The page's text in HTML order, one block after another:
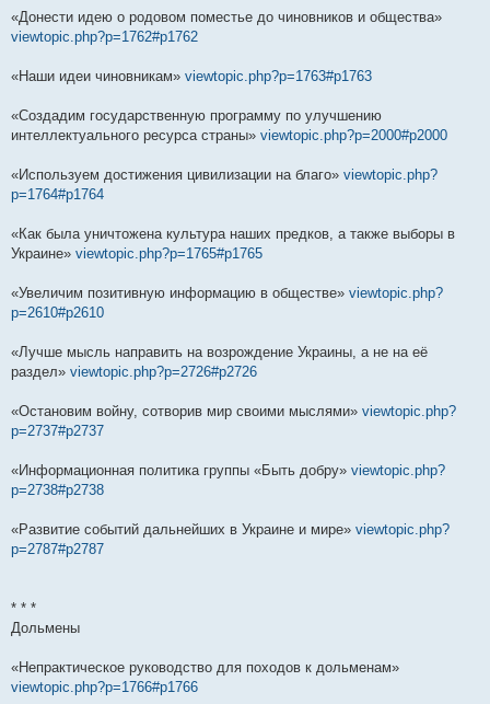
«Донести идею о родовом поместье до чиновников и общества»
viewtopic.php?p=1762#p1762
«Наши идеи чиновникам» viewtopic.php?p=1763#p1763
«Создадим государственную программу по улучшению
интеллектуального ресурса страны» viewtopic.php?p=2000#p2000
«Используем достижения цивилизации на благо» viewtopic.php?
p=1764#p1764
«Как была уничтожена культура наших предков, а также выборы в
Украине» viewtopic.php?p=1765#p1765
«Увеличим позитивную информацию в обществе» viewtopic.php?
p=2610#p2610
«Лучше мысль направить на возрождение Украины, а не на её
раздел» viewtopic.php?p=2726#p2726
«Остановим войну, сотворив мир своими мыслями» viewtopic.php?
p=2737#p2737
«Информационная политика группы «Быть добру» viewtopic.php?
p=2738#p2738
«Развитие событий дальнейших в Украине и мире» viewtopic.php?
p=2787#p2787
* * *
Дольмены
«Непрактическое руководство для походов к дольменам»
viewtopic.php?p=1766#p1766